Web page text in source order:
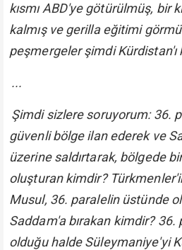
kısmı ABD'ye götürülmüş, bir
kalmış ve gerilla eğitimi
peşmergeler şimdi Kürdistan'ı
...
Şimdi sizlere soruyorum: 36.
güvenli bölge ilan ederek ve
üzerine saldırtarak, bölgede
oluşturan kimdir?
Musul, 36. paralelin üstünde
Saddam'a bırakan kimdir? 36.
olduğu halde Süleymaniye'yi